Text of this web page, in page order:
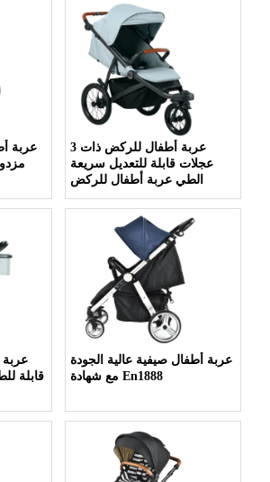
عربة
عربة أطفال للركض ذات 3
عجلات قابلة للتعديل سريعة
الطي عربة أطفال للركض
عربة
عربة أطفال صيفية عالية الجودة
مع شهادة En1888